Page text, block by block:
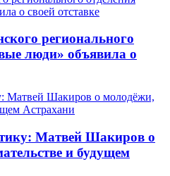
регионального
люди» объявила о
Матвей Шакиров о
и будущем